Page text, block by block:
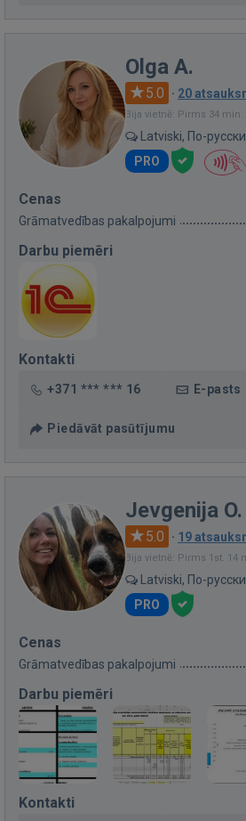
Olga A.
5.0 · 20
Bija vietnē: Pirms 34 min.
Latviski, По-русски
PRO
Cenas
Grāmatvedības pakalpojumi
Darbu piemēri
Kontakti
+371 *** *** 16 E-pasts
Piedāvāt pasūtījumu
Jevgenija O.
5.0 · 19
Bija vietnē: Pirms 1st. 14
Latviski, По-
PRO
Cenas
Grāmatvedības pakalpojumi
Darbu piemēri
Kontakti